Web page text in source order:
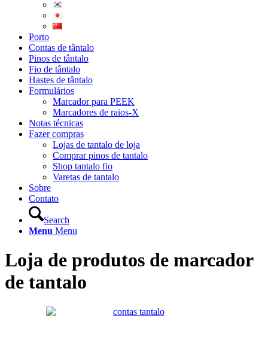
Porto
Contas de tântalo
Pinos de tântalo
Fio de tântalo
Hastes de tântalo
Formulários
Marcador para PEEK
Marcadores de raios-X
Notas técnicas
Fazer compras
Lojas de tantalo de loja
Comprar pinos de tantalo
Shop tantalo fio
Varetas de tantalo
Sobre
Contato
Search
Menu Menu
Loja de produtos de marcador
de tantalo